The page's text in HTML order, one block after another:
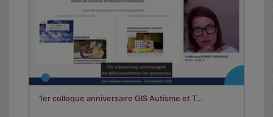
1er colloque anniversaire GIS Autisme et T…